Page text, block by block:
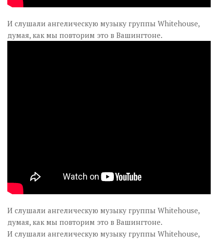
И слушали ангелическую музыку группы Whitehouse,
думая, как мы повторим это в Вашингтоне.
И слушали ангелическую музыку группы Whitehouse,
думая, как мы повторим это в Вашингтоне.
И слушали ангелическую музыку группы Whitehouse,